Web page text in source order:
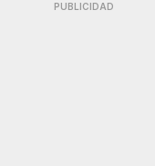
PUBLICIDAD